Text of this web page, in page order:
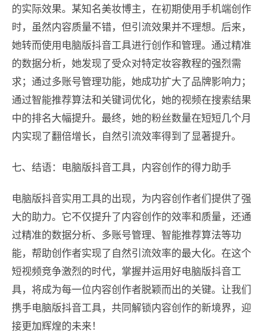
的实际效果。某知名美妆博主，在初期使用手机端创作
时，虽然内容质量不错，但引流效果并不理想。后来，
她转而使用电脑版抖音工具进行创作和管理。通过精准
的数据分析，她发现了受众对特定妆容教程的强烈需
求；通过多账号管理功能，她成功扩大了品牌影响力；
通过智能推荐算法和关键词优化，她的视频在搜索结果
中的排名大幅提升。最终，她的粉丝数量在短短几个月
内实现了翻倍增长，自然引流效率得到了显著提升。
七、结语：电脑版抖音工具，内容创作的得力助手
电脑版抖音实用工具的出现，为内容创作者们提供了强
大的助力。它不仅提升了内容创作的效率和质量，还通
过精准的数据分析、多账号管理、智能推荐算法等功
能，帮助创作者实现了自然引流效率的最大化。在这个
短视频竞争激烈的时代，掌握并运用好电脑版抖音工
具，将成为每一位内容创作者脱颖而出的关键。让我们
携手电脑版抖音工具，共同解锁内容创作的新境界，迎
接更加辉煌的未来！